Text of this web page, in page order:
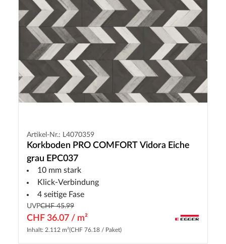
Artikel-Nr.: L4070359
Korkboden PRO COMFORT Vidora Eiche
grau EPC037
10 mm stark
Klick-Verbindung
4 seitige Fase
UVPCHF 45.99
CHF 36.07 / m²
Inhalt: 2.112 m²(CHF 76.18 / Paket)